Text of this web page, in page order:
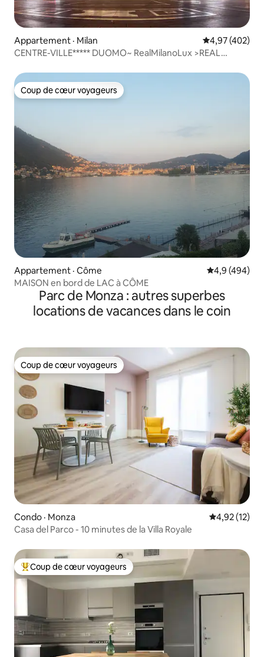
Appartement · Milan Note
4,97 (402)
CENTRE-VILLE***** DUOMO~ RealMilanoLux >REAL
Coup de cœur voyageurs
Coup de cœur voyageurs
Appartement · Côme Note
4,9 (494)
MAISON en bord de LAC à CÔME
Parc de Monza : autres superbes
locations de vacances dans le coin
Coup de cœur voyageurs
Coup de cœur voyageurs
Condo · Monza Note
4,92 (12)
Casa del Parco - 10 minutes de la Villa Royale
Coup de cœur voyageurs parmi les plus aimés
Coup de cœur voyageurs